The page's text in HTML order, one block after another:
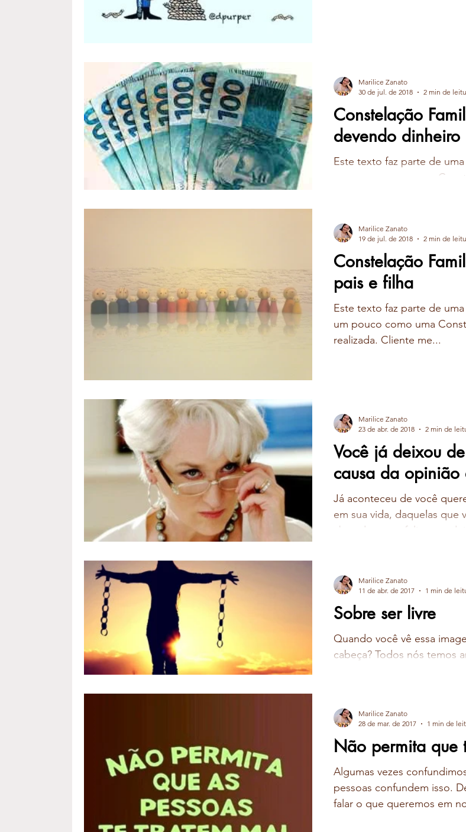
Constelação
devendo
Este texto faz parte de
um pouco como uma
Marilice Zanato
30 de jul. de 2018
2 min de
Constelação
pais e filha
Este texto faz parte de
um pouco como uma
realizada. Cliente me...
Marilice Zanato
19 de jul. de 2018
2 min de
Você já deixou
causa da opinião
Já aconteceu de você
em sua vida, daquelas que
absurdamente feliz, mas
Marilice Zanato
23 de abr. de 2018
2 min de
Sobre ser livre
Quando você vê essa
cabeça? Todos nós temos
Marilice Zanato
11 de abr. de 2017
1 min de
Não permita que
Algumas vezes
pessoas confundem isso.
falar o que queremos em
Marilice Zanato
28 de mar. de 2017
1 min de